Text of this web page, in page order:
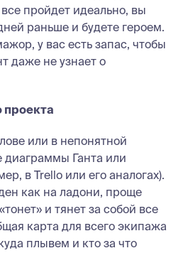
пройдет идеально, вы
раньше и будете героем.
у вас есть запас, чтобы
даже не узнает о
проекта
или в непонятной
диаграммы Ганта или
в Trello или его аналогах).
как на ладони, проще
и тянет за собой все
карта для всего экипажа
плывем и кто за что